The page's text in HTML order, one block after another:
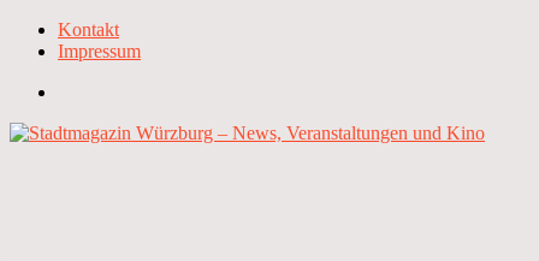
Kontakt
Impressum